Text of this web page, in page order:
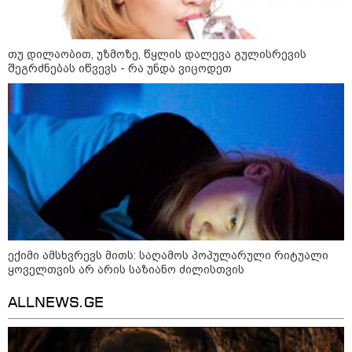
შტურმი ტვინზე და პოლიტიკური
პოლარიზაციის მეტასტაზები: რა
ემართება ადამიანის ფსიქიკას,
როდესაც მედიიდან და
სოცქსელებიდან მუდმივად
ლანძღვა-გინება ესმის?! -
ფსიქოლოგ ზურა მხეიძის ანალიზი
სამართალი
თუ დილაობით, უზმოზე, წყლის დალევა გულისრევის
შეგრძნებას იწვევს - რა უნდა ვიცოდეთ
ექიმი ამსხვრევს მითს: საღამოს პოპულარული რიტუალი
ყოველთვის არ არის საზიანო ძილისთვის
ALLNEWS.GE